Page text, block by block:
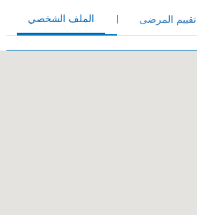
الملف الشخصي تقييم المرضى